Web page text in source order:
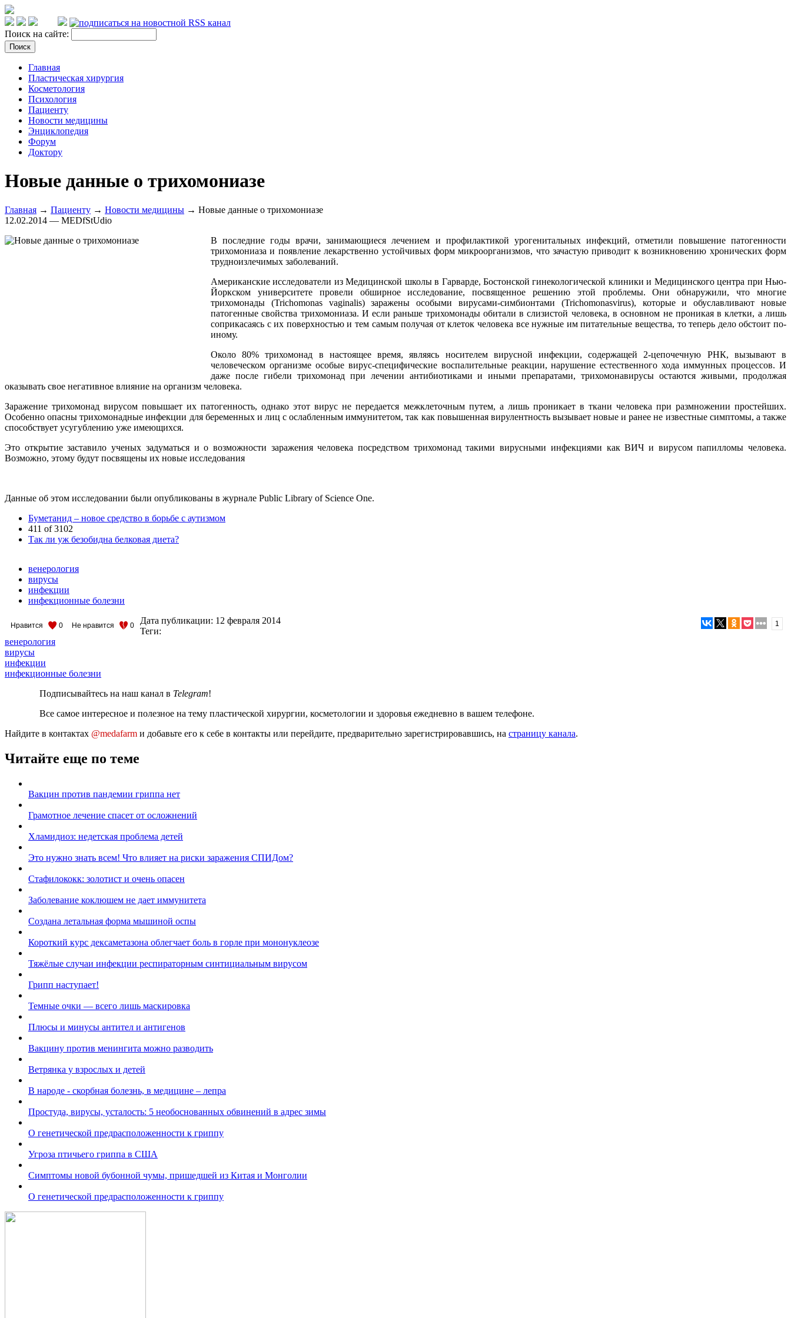
Поиск на сайте:
Главная
Пластическая хирургия
Косметология
Психология
Пациенту
Новости медицины
Энциклопедия
Форум
Доктору
Новые данные о трихомониазе
Главная → Пациенту → Новости медицины → Новые данные о трихомониазе
12.02.2014 — MEDfStUdio
В последние годы врачи, занимающиеся лечением и профилактикой урогенитальных инфекций, отметили повышение патогенности
трихомониаза и появление лекарственно устойчивых форм микроорганизмов, что зачастую приводит к возникновению хронических форм
трудноизлечимых заболеваний.
Американские исследователи из Медицинской школы в Гарварде, Бостонской гинекологической клиники и Медицинского центра при Нью-
Йоркском университете провели обширное исследование, посвященное решению этой проблемы. Они обнаружили, что многие
трихомонады (Trichomonas vaginalis) заражены особыми вирусами-симбионтами (Trichomonasvirus), которые и обуславливают новые
патогенные свойства трихомониаза. И если раньше трихомонады обитали в слизистой человека, в основном не проникая в клетки, а лишь
соприкасаясь с их поверхностью и тем самым получая от клеток человека все нужные им питательные вещества, то теперь дело обстоит по-
иному.
Около 80% трихомонад в настоящее время, являясь носителем вирусной инфекции, содержащей 2-цепочечную РНК, вызывают в
человеческом организме особые вирус-специфические воспалительные реакции, нарушение естественного хода иммунных процессов. И
даже после гибели трихомонад при лечении антибиотиками и иными препаратами, трихомонавирусы остаются живыми, продолжая
оказывать свое негативное влияние на организм человека.
Заражение трихомонад вирусом повышает их патогенность, однако этот вирус не передается межклеточным путем, а лишь проникает в ткани человека при размножении простейших.
Особенно опасны трихомонадные инфекции для беременных и лиц с ослабленным иммунитетом, так как повышенная вирулентность вызывает новые и ранее не известные симптомы, а также
способствует усугублению уже имеющихся.
Это открытие заставило ученых задуматься и о возможности заражения человека посредством трихомонад такими вирусными инфекциями как ВИЧ и вирусом папилломы человека.
Возможно, этому будут посвящены их новые исследования
Данные об этом исследовании были опубликованы в журнале Public Library of Science One.
Буметанид – новое средство в борьбе с аутизмом
411 of 3102
Так ли уж безобидна белковая диета?
венерология
вирусы
инфекции
инфекционные болезни
Нравится 0 Не нравится 0 1
Дата публикации: 12 февраля 2014
Теги:
венерология
вирусы
инфекции
инфекционные болезни
Подписывайтесь на наш канал в Telegram!
Все самое интересное и полезное на тему пластической хирургии, косметологии и здоровья ежедневно в вашем телефоне.
Найдите в контактах @medafarm и добавьте его к себе в контакты или перейдите, предварительно зарегистрировавшись, на страницу канала.
Читайте еще по теме
Вакцин против пандемии гриппа нет
Грамотное лечение спасет от осложнений
Хламидиоз: недетская проблема детей
Это нужно знать всем! Что влияет на риски заражения СПИДом?
Стафилококк: золотист и очень опасен
Заболевание коклюшем не дает иммунитета
Создана летальная форма мышиной оспы
Короткий курс дексаметазона облегчает боль в горле при мононуклеозе
Тяжёлые случаи инфекции респираторным синтициальным вирусом
Грипп наступает!
Темные очки — всего лишь маскировка
Плюсы и минусы антител и антигенов
Вакцину против менингита можно разводить
Ветрянка у взрослых и детей
В народе - скорбная болезнь, в медицине – лепра
Простуда, вирусы, усталость: 5 необоснованных обвинений в адрес зимы
О генетической предрасположенности к гриппу
Угроза птичьего гриппа в США
Симптомы новой бубонной чумы, пришедшей из Китая и Монголии
О генетической предрасположенности к гриппу